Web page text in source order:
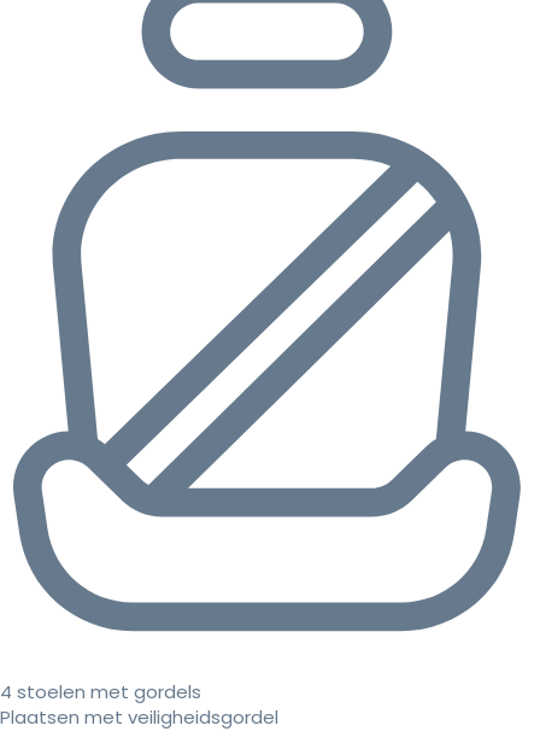
4 stoelen met gordels
Plaatsen met veiligheidsgordel